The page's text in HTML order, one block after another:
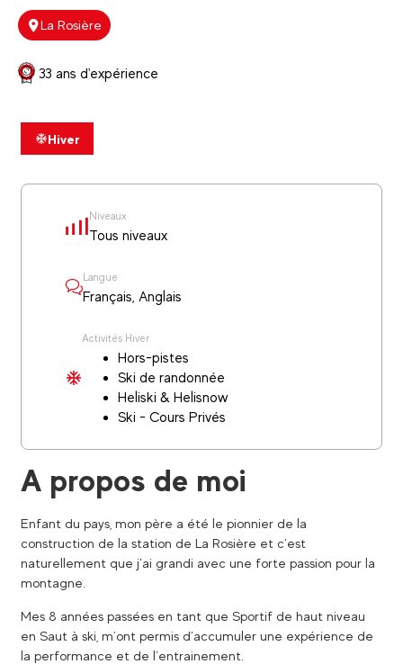
La Rosière
33 ans d'expérience
Hiver
Niveaux
Tous niveaux
Langue
Français, Anglais
Activités Hiver
Hors-pistes
Ski de randonnée
Heliski & Helisnow
Ski - Cours Privés
A propos de moi
Enfant du pays, mon père a été le pionnier de la
construction de la station de La Rosière et c’est
naturellement que j’ai grandi avec une forte passion pour la
montagne.
Mes 8 années passées en tant que Sportif de haut niveau
en Saut à ski, m’ont permis d’accumuler une expérience de
la performance et de l’entrainement.